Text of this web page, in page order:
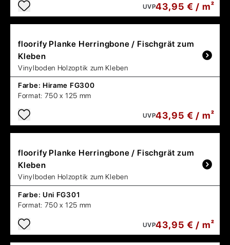
UVP43,95 € / m²
floorify Planke Herringbone / Fischgrät zum
Kleben
Vinylboden Holzoptik zum Kleben
Farbe: Hirame FG300
Format: 750 x 125 mm
UVP43,95 € / m²
floorify Planke Herringbone / Fischgrät zum
Kleben
Vinylboden Holzoptik zum Kleben
Farbe: Uni FG301
Format: 750 x 125 mm
UVP43,95 € / m²